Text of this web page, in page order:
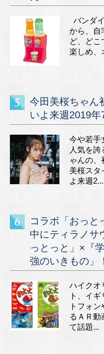
バンダ
から、自
ど、どこ
楽しめ、
今田美桜ちゃん
いよ来週2019年
今や若手
人気を
ゃんの、
美桜スタ
よ来週2...
コラボ「おっと
中にティラノサ
っとっと」×『
強のいきもの」
ハイクオ
ト、イ
トフォ
るＡＲ動
て話題...